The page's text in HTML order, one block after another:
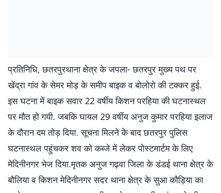
प्रतिनिधि, छतरपुरथाना क्षेत्र के जपला- छतरपुर मुख्य पथ पर
खेंद्रा गांव के सेमर मोड़ के समीप बाइक व बोलोरो की टक्कर हुई.
इस घटना में बाइक सवार 22 वर्षीय किशन परहिया की घटनास्थल
पर मौत हो गयी. जबकि घायल 29 वर्षीय अनुज कुमार परहिया इलाज
के दौरान दम तोड़ दिया. सूचना मिलने के बाद छतरपुर पुलिस
घटनास्थल पहुंचकर शव को कब्जे में लेकर पोस्टमार्टम के लिए
मेदिनीनगर भेज दिया.मृतक अनुज गढ़वा जिला के डंडई थाना क्षेत्र के
बौलिया व किशन मेदिनीनगर सदर थाना क्षेत्र के सुआ कौड़िया का